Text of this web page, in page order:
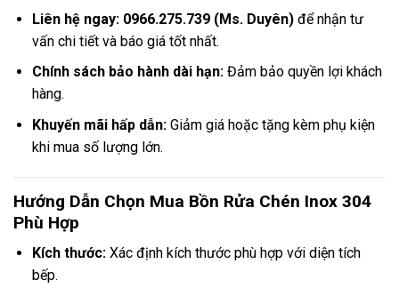
Liên hệ ngay: 0966.275.739 (Ms. Duyên)để nhận tư
vấn chi tiết và báo giá tốt nhất.
Chính sách bảo hành dài hạn:Đảm bảo quyền lợi khách
hàng.
Khuyến mãi hấp dẫn:Giảm giá hoặc tặng kèm phụ kiện
khi mua số lượng lớn.
Hướng Dẫn Chọn Mua Bồn Rửa Chén Inox 304
Phù Hợp
Kích thước:Xác định kích thước phù hợp với diện tích
bếp.